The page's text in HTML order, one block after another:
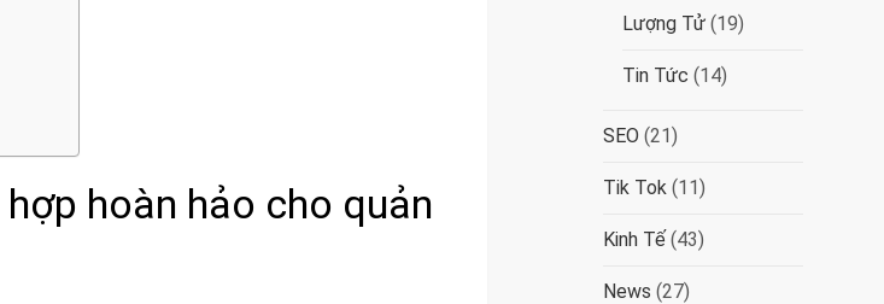
hoàn hảo cho quản
Lượng Tử (19)
Tin Tức (14)
SEO (21)
Tik Tok (11)
Kinh Tế (43)
News (27)